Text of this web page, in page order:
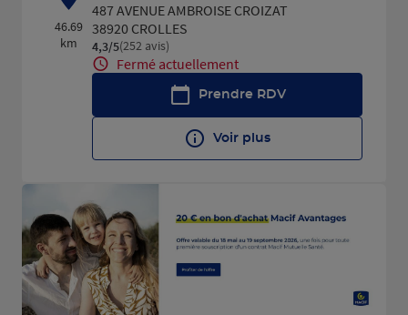
46.69
km
487 AVENUE AMBROISE CROIZAT
38920 CROLLES
4,3/5Note de 4.3 sur 5
(252 avis)
Fermé actuellement
Prendre RDV
Voir plus